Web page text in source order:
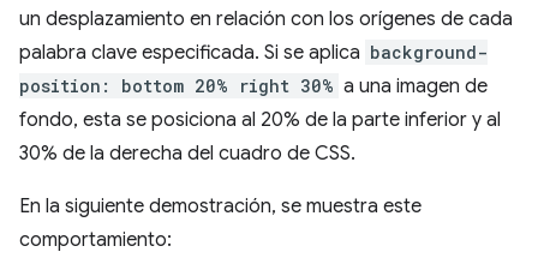
un desplazamiento en relación con los orígenes de cada
palabra clave especificada. Si se aplica background-
position: bottom 20% right 30% a una imagen de
fondo, esta se posiciona al 20% de la parte inferior y al
30% de la derecha del cuadro de CSS.
En la siguiente demostración, se muestra este
comportamiento: